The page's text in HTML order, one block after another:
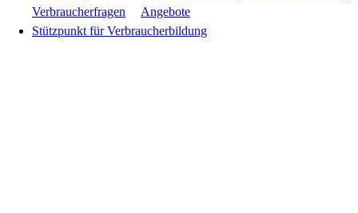
Verbraucherfragen
Angebote
Stützpunkt für Verbraucherbildung